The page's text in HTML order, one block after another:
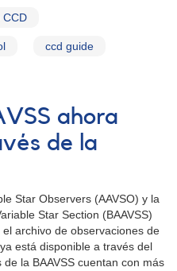
CCD
ccd guide
ahora
de la
Star Observers (AAVSO) y la
Star Section (BAAVSS)
archivo de observaciones de
está disponible a través del
la BAAVSS cuentan con más